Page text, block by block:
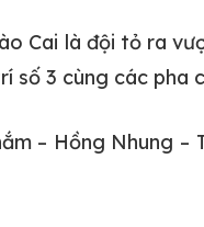
Cai là đội tỏ ra
số 3 cùng các pha
– Hồng Nhung